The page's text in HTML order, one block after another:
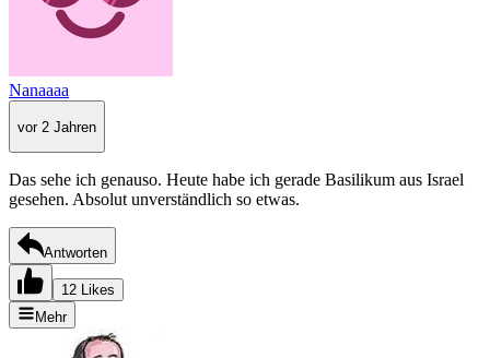
Nanaaaa
vor 2 Jahren
Das sehe ich genauso. Heute habe ich gerade Basilikum aus Israel
gesehen. Absolut unverständlich so etwas.
Antworten
12 Likes
Mehr